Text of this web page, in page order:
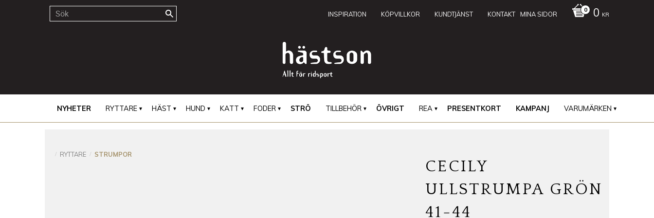
MINA SIDOR
KONTAKT
KUNDTJÄNST
KÖPVILLKOR
INSPIRATION 0 KR
NYHETER RYTTARE HÄST HUND KATT FODER STRÖ TILLBEHÖR ÖVRIGT REA PRESENTKORT KAMPANJ VARUMÄRKEN
RYTTARE STRUMPOR
CECILY
ULLSTRUMPA GRÖN
41-44